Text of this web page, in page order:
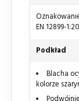
EN 12899-
Podkład
Blacha
kolorze